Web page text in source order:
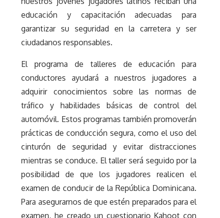
educación y capacitación adecuadas para
garantizar su seguridad en la carretera y ser
ciudadanos responsables.
El programa de talleres de educación para
conductores ayudará a nuestros jugadores a
adquirir conocimientos sobre las normas de
tráfico y habilidades básicas de control del
automóvil. Estos programas también promoverán
prácticas de conducción segura, como el uso del
cinturón de seguridad y evitar distracciones
mientras se conduce. El taller será seguido por la
posibilidad de que los jugadores realicen el
examen de conducir de la República Dominicana.
Para asegurarnos de que estén preparados para el
examen, he creado un cuestionario Kahoot con